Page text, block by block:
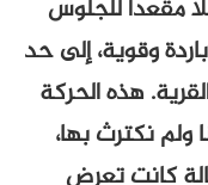
مقعداً للجلوس
وقوية، إلى حد
هذه الحركة
ولم نكترث بها،
كانت تعرض